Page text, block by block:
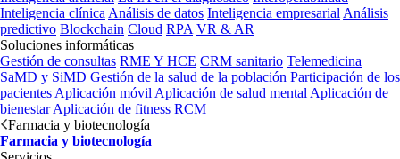
Inteligencia clínica Análisis de datos Inteligencia empresarial Análisis
predictivo Blockchain Cloud RPA VR & AR
Soluciones informáticas
Gestión de consultas RME Y HCE CRM sanitario Telemedicina
SaMD y SiMD Gestión de la salud de la población Participación de los
pacientes Aplicación móvil Aplicación de salud mental Aplicación de
bienestar Aplicación de fitness RCM
Farmacia y biotecnología
Farmacia y biotecnología